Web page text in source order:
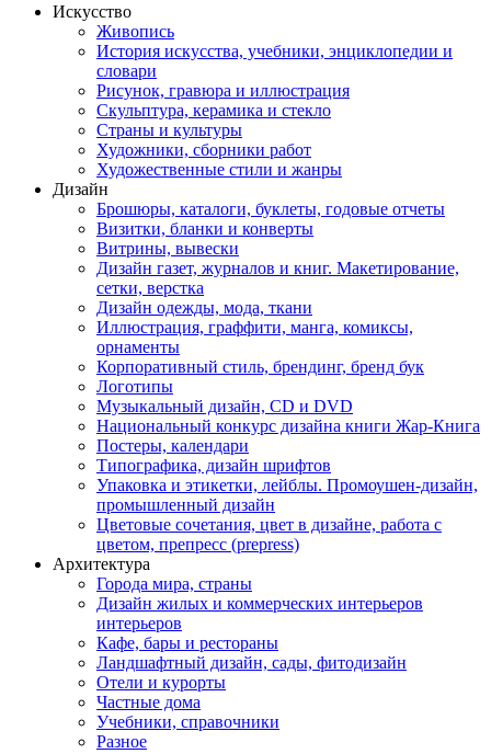
Искусство
Живопись
История искусства, учебники, энциклопедии и
словари
Рисунок, гравюра и иллюстрация
Скульптура, керамика и стекло
Страны и культуры
Художники, сборники работ
Художественные стили и жанры
Дизайн
Брошюры, каталоги, буклеты, годовые отчеты
Визитки, бланки и конверты
Витрины, вывески
Дизайн газет, журналов и книг. Макетирование,
сетки, верстка
Дизайн одежды, мода, ткани
Иллюстрация, граффити, манга, комиксы,
орнаменты
Корпоративный стиль, брендинг, бренд бук
Логотипы
Музыкальный дизайн, СD и DVD
Национальный конкурс дизайна книги Жар-Книга
Постеры, календари
Типографика, дизайн шрифтов
Упаковка и этикетки, лейблы. Промоушен-дизайн,
промышленный дизайн
Цветовые сочетания, цвет в дизайне, работа с
цветом, препресс (prepress)
Архитектура
Города мира, страны
Дизайн жилых и коммерческих интерьеров
интерьеров
Кафе, бары и рестораны
Ландшафтный дизайн, сады, фитодизайн
Отели и курорты
Частные дома
Учебники, справочники
Разное